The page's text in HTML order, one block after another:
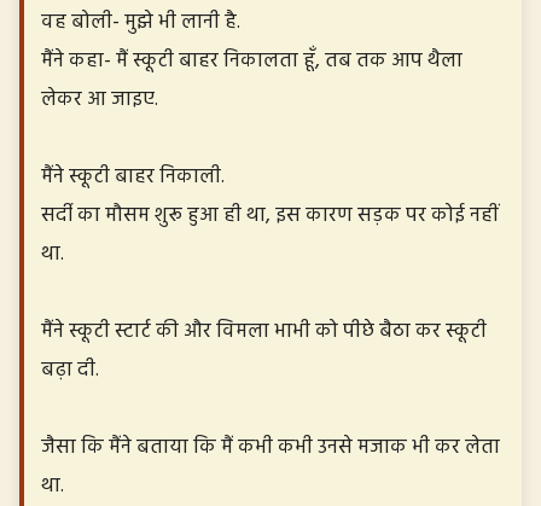
वह बोली- मुझे भी लानी है.
मैंने कहा- मैं स्कूटी बाहर निकालता हूँ, तब तक आप थैला
लेकर आ जाइए.
मैंने स्कूटी बाहर निकाली.
सर्दी का मौसम शुरू हुआ ही था, इस कारण सड़क पर कोई नहीं
था.
मैंने स्कूटी स्टार्ट की और विमला भाभी को पीछे बैठा कर स्कूटी
बढ़ा दी.
जैसा कि मैंने बताया कि मैं कभी कभी उनसे मजाक भी कर लेता
था.